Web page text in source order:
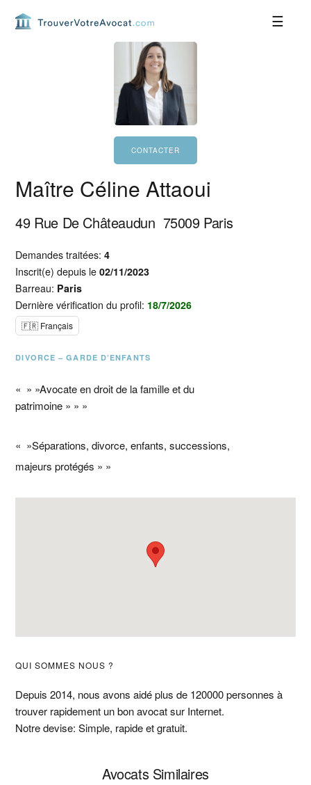
Maître Céline Attaoui
49 Rue De Châteaudun 75009 Paris
Demandes traitées:4
Inscrit(e) depuis le02/11/2023
Barreau: Paris
Dernière vérification du profil: 18/7/2026
🇫🇷 Français
DIVORCE – GARDE D’ENFANTS
« » »Avocate en droit de la famille et du
patrimoine » » »
« »Séparations, divorce, enfants, successions,
majeurs protégés » »
Barre
latérale
principale
QUI SOMMES NOUS ?
Depuis 2014, nous avons aidé plus de 120000 personnes à
trouver rapidement un bon avocat sur Internet.
Notre devise: Simple, rapide et gratuit.
Avocats Similaires